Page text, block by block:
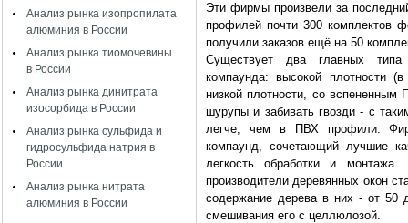
Анализ рынка изопропилата
алюминия в России
Анализ рынка тиомочевины
в России
Анализ рынка динитрата
изосорбида в России
Анализ рынка сульфида и
гидросульфида натрия в
России
Анализ рынка нитрата
алюминия в России
Эти фирмы произвели за
профилей почти 300 комплектов
получили заказов ещё на 50
Существует два главных типа
компаунда: высокой плотности
низкой плотности, со вспененным
шурупы и забивать гвозди - с
легче, чем в ПВХ профили.
компаунд, сочетающий лучшие
легкость обработки и
производители деревянных окон
содержание дерева в них - от
смешивания его с целлюлозой.